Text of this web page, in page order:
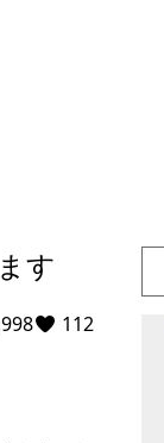
す
112